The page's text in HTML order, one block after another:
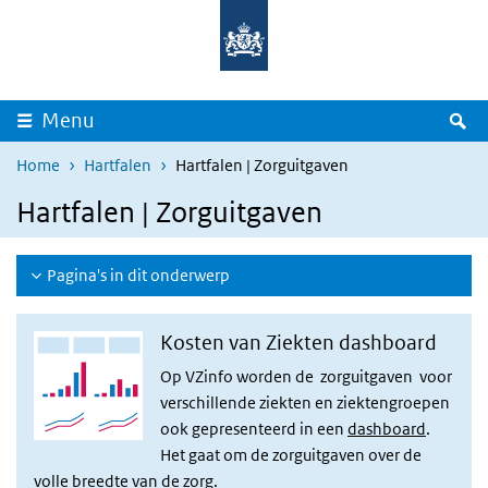
Overslaan en naar de inhoud gaan
Menu
Home Hartfalen Hartfalen | Zorguitgaven
Hartfalen | Zorguitgaven
Pagina's in dit onderwerp
Kosten van Ziekten dashboard
Op VZinfo worden de zorguitgaven voor
verschillende ziekten en ziektengroepen
ook gepresenteerd in een dashboard.
Het gaat om de zorguitgaven over de
volle breedte van de zorg.